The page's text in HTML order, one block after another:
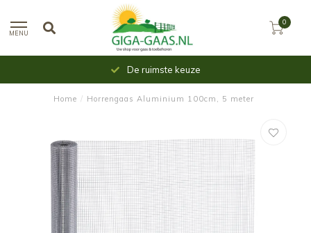
MENU
0
De ruimste keuze
Home / Horrengaas Aluminium 100cm, 5 meter